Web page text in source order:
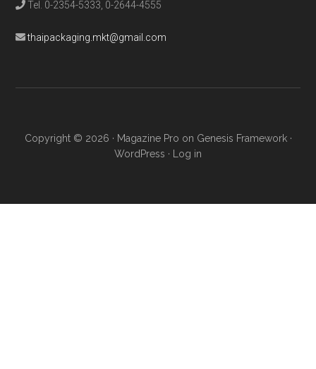
Tel. 0-2354-5333, 0-2644-4555
thaipackaging.mkt@gmail.com
Copyright © 2026 · Magazine Pro on Genesis Framework·
WordPress · Log in